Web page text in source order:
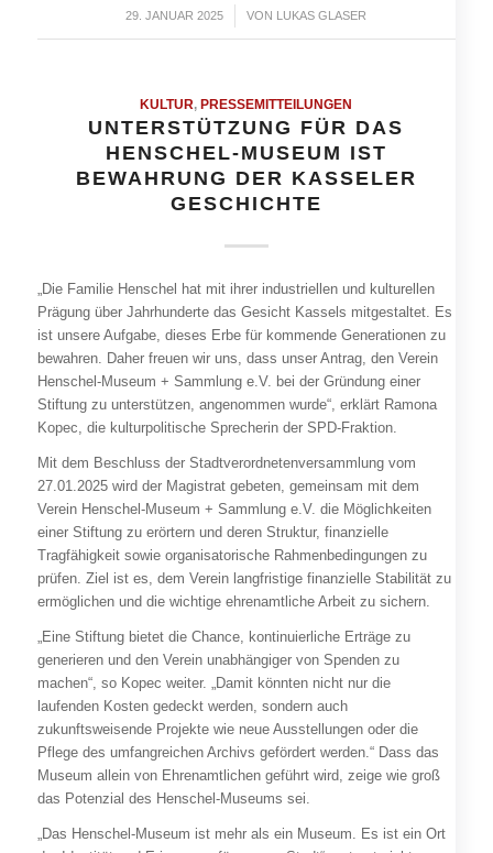
29. JANUAR 2025
/ VON LUKAS GLASER
KULTUR,PRESSEMITTEILUNGEN
UNTERSTÜTZUNG FÜR DAS
HENSCHEL-MUSEUM IST
BEWAHRUNG DER KASSELER
GESCHICHTE
„Die Familie Henschel hat mit ihrer industriellen und kulturellen
Prägung über Jahrhunderte das Gesicht Kassels mitgestaltet. Es
ist unsere Aufgabe, dieses Erbe für kommende Generationen zu
bewahren. Daher freuen wir uns, dass unser Antrag, den Verein
Henschel-Museum + Sammlung e.V. bei der Gründung einer
Stiftung zu unterstützen, angenommen wurde“, erklärt Ramona
Kopec, die kulturpolitische Sprecherin der SPD-Fraktion.
Mit dem Beschluss der Stadtverordnetenversammlung vom
27.01.2025 wird der Magistrat gebeten, gemeinsam mit dem
Verein Henschel-Museum + Sammlung e.V. die Möglichkeiten
einer Stiftung zu erörtern und deren Struktur, finanzielle
Tragfähigkeit sowie organisatorische Rahmenbedingungen zu
prüfen. Ziel ist es, dem Verein langfristige finanzielle Stabilität zu
ermöglichen und die wichtige ehrenamtliche Arbeit zu sichern.
„Eine Stiftung bietet die Chance, kontinuierliche Erträge zu
generieren und den Verein unabhängiger von Spenden zu
machen“, so Kopec weiter. „Damit könnten nicht nur die
laufenden Kosten gedeckt werden, sondern auch
zukunftsweisende Projekte wie neue Ausstellungen oder die
Pflege des umfangreichen Archivs gefördert werden.“ Dass das
Museum allein von Ehrenamtlichen geführt wird, zeige wie groß
das Potenzial des Henschel-Museums sei.
„Das Henschel-Museum ist mehr als ein Museum. Es ist ein Ort